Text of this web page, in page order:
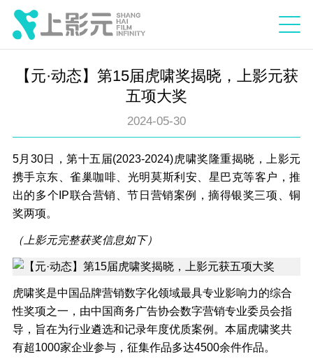
【元·动态】第15届虎啸奖揭晓，上影元获
五项大奖
2024-05-30
5月30日，第十五届(2023-2024)虎啸奖隆重揭晓，上影元
携手京东、雀巢咖啡、光明莫斯利安、星巴克等客户，推
出的多个IP联合营销、节日营销案例，摘得银奖三项、铜
奖两项。
（上影元完整获奖信息如下）
虎啸奖是中国品牌营销数字化领域最具专业影响力的综合
性奖项之一，由中国商务广告协会数字营销专业委员会指
导，旨在为行业遴选和记录年度优质案例。本届虎啸奖共
有超1000家企业参与，征集作品多达4500余件作品。